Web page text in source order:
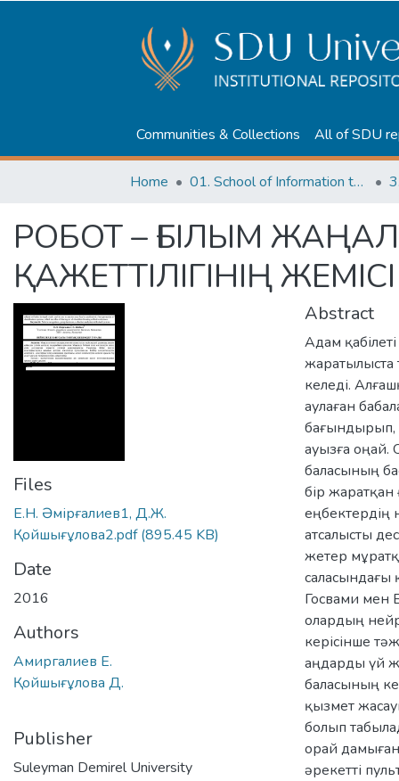
Communities & Collections All of SDU
Home 01. School of Information technologies and Applied mathematics
РОБОТ – ҒЫЛЫМ
ҚАЖЕТТІЛІГІНІҢ ЖЕМІСІ
Files
Е.Н. Әмірғалиев1, Д.Ж.
Қойшығұлова2.pdf(895.45 KB)
Date
2016
Authors
Амиргалиев Е.
Қойшығұлова Д.
Publisher
Suleyman Demirel University
Abstract
Адам
жаратылыста
келеді.
аулаған
бағындырып,
ауызға оңай.
баласының
бір жаратқан
еңбектердің
атсалысты
жетер
саласындағы
Госвами мен
олардың
керісінше
аңдарды үй
баласының
қызмет
болып
орай
әрекетті